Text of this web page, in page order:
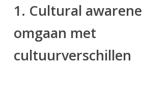
1. Cultural
omgaan met
cultuurverschillen